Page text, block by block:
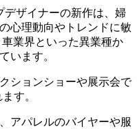
デザイナーの新作は、婦
心理動向やトレンドに敏
業界といった異業種か
います。
ションショーや展示会で
す。
アパレルのバイヤーや服